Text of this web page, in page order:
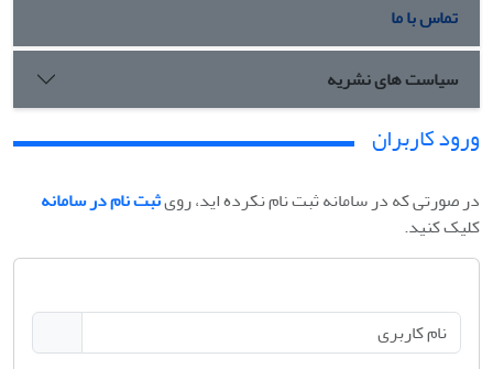
تماس با ما
سیاست های نشریه
ورود کاربران
در صورتی که در سامانه ثبت نام نکرده اید، رویثبت نام در سامانه
کلیک کنید.